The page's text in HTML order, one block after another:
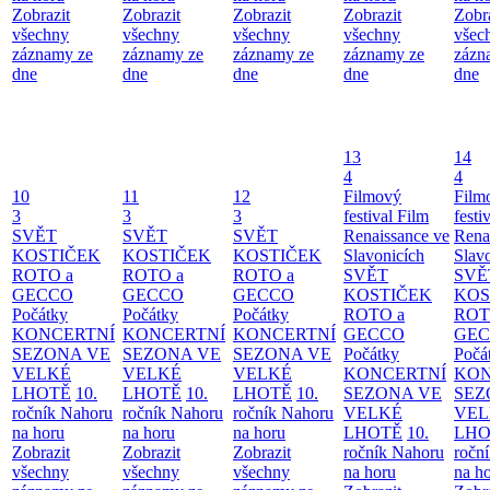
Zobrazit
všechny
záznamy ze
dne
Zobrazit
všechny
záznamy ze
dne
Zobrazit
všechny
záznamy ze
dne
Zobrazit
všechny
záznamy ze
dne
dne
10
3
SVĚT
KOSTIČEK
ROTO a
GECCO
Počátky
KONCERTNÍ
SEZONA VE
VELKÉ
LHOTĚ 10.
ročník Nahoru
na horu
Zobrazit
všechny
11
3
SVĚT
KOSTIČEK
ROTO a
GECCO
Počátky
KONCERTNÍ
SEZONA VE
VELKÉ
LHOTĚ 10.
ročník Nahoru
na horu
Zobrazit
všechny
12
3
SVĚT
KOSTIČEK
ROTO a
GECCO
Počátky
KONCERTNÍ
SEZONA VE
VELKÉ
LHOTĚ 10.
ročník Nahoru
na horu
Zobrazit
všechny
13
4
Filmový
festival Film
Renaissance ve
Slavonicích
SVĚT
KOSTIČEK
ROTO a
GECCO
Počátky
KONCERTNÍ
SEZONA VE
VELKÉ
LHOTĚ 10.
ročník Nahoru
na horu
14
4
na